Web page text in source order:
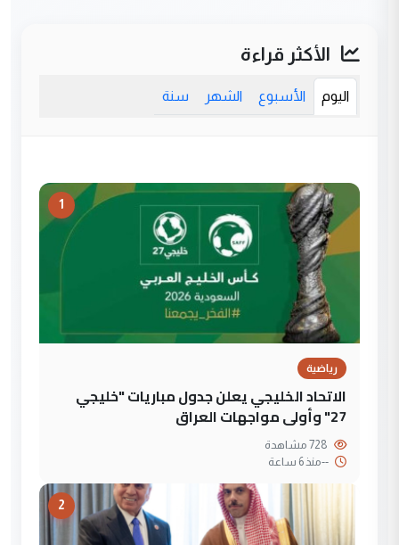
الأكثر قراءة
اليوم الأسبوع الشهر سنة
1
رياضية
الاتحاد الخليجي يعلن جدول مباريات "خليجي
27" وأولى مواجهات العراق
--منذ 6 ساعة
2